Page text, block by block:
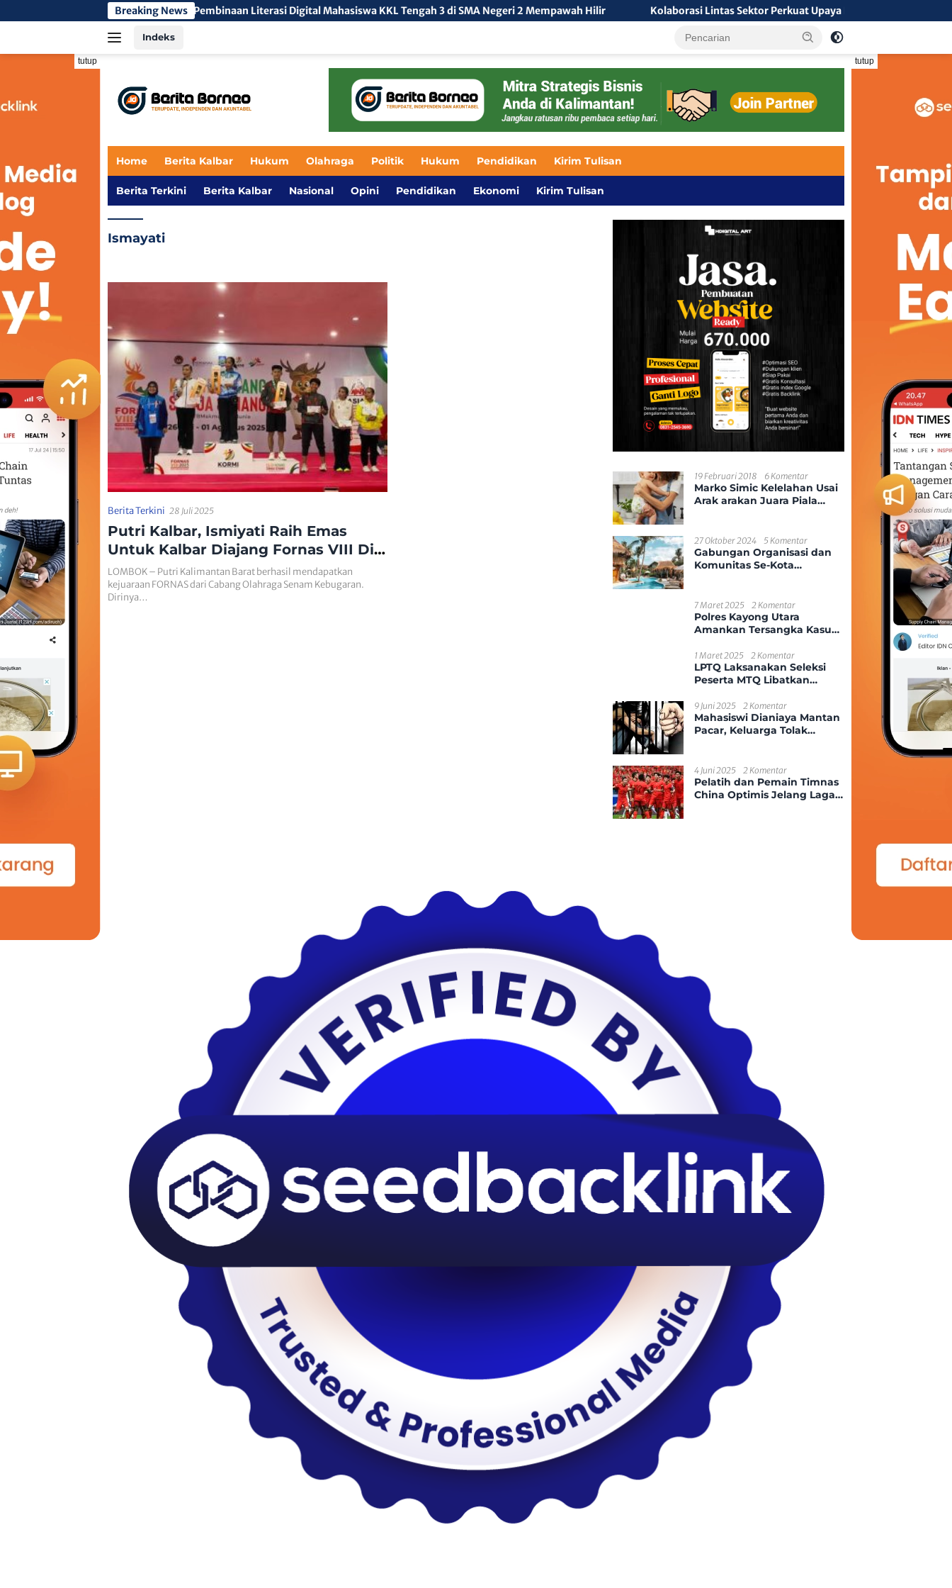
ke
Breaking News
Pembinaan Literasi Digital Mahasiswa KKL Tengah 3 di SMA Negeri 2 Mempawah Hilir Kolaborasi Lintas Sektor Perkuat Upaya Pencegahan Kebakaran Hutan dan
Indeks
tutup tutup
Home Berita Kalbar Hukum Olahraga Politik Hukum Pendidikan Kirim Tulisan
Berita Terkini Berita Kalbar Nasional Opini Pendidikan Ekonomi Kirim Tulisan
Ismayati
Berita Terkini 28 Juli 2025
Putri Kalbar, Ismiyati Raih Emas
Untuk Kalbar Diajang Fornas VIII Di
NTB
LOMBOK – Putri Kalimantan Barat berhasil mendapatkan
kejuaraan FORNAS dari Cabang Olahraga Senam Kebugaran.
Dirinya…
19 Februari 2018 6 Komentar
Marko Simic Kelelahan Usai
Arak arakan Juara Piala
27 Oktober 2024 5 Komentar
Gabungan Organisasi dan
Komunitas Se-Kota
7 Maret 2025 2 Komentar
Polres Kayong Utara
Amankan Tersangka Kasus
1 Maret 2025 2 Komentar
LPTQ Laksanakan Seleksi
Peserta MTQ Libatkan
Kecamatan Sungai
Ambawang
9 Juni 2025 2 Komentar
Mahasiswi Dianiaya Mantan
Pacar, Keluarga Tolak
4 Juni 2025 2 Komentar
Pelatih dan Pemain Timnas
China Optimis Jelang Laga